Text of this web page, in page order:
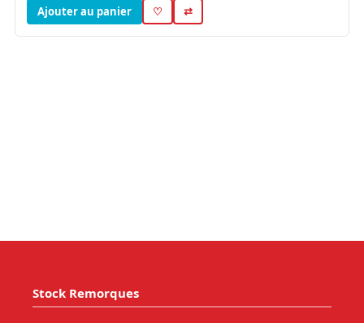
Ajouter au panier
♡ ⇄
Stock Remorques